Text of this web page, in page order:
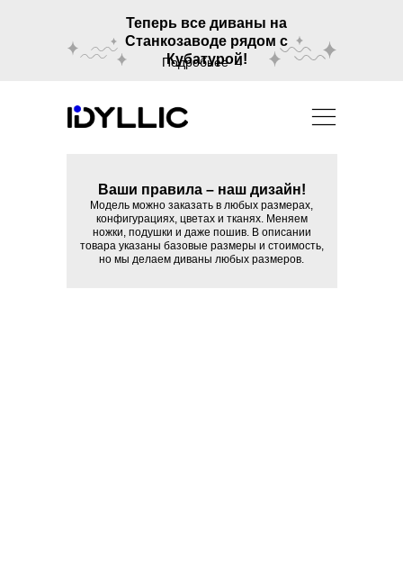
Подробнее →
Теперь все диваны на
Станкозаводе рядом с
Кубатурой!
Ваши правила – наш дизайн!
Модель можно заказать в любых размерах,
конфигурациях, цветах и тканях. Меняем
ножки, подушки и даже пошив. В описании
товара указаны базовые размеры и стоимость,
но мы делаем диваны любых размеров.